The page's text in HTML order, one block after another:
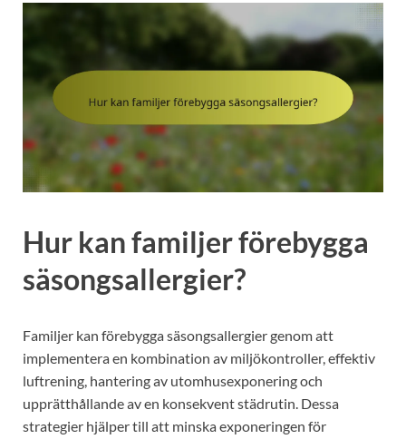
Hur kan familjer förebygga
säsongsallergier?
Familjer kan förebygga säsongsallergier genom att
implementera en kombination av miljökontroller, effektiv
luftrening, hantering av utomhusexponering och
upprätthållande av en konsekvent städrutin. Dessa
strategier hjälper till att minska exponeringen för